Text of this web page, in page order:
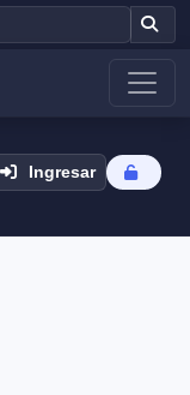
Ingresar